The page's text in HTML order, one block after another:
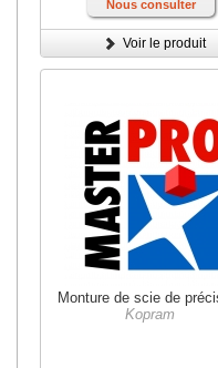
Nous consulter
Voir le produit
Monture de scie de
Kopram